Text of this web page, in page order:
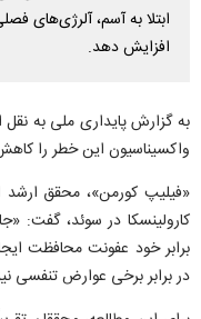
ابتلا به آسم، آلرژی‌های
افزایش دهد.
به گزارش پایداری ملی به
واکسیناسیون این خطر را
«فیلیپ کورمن»، محقق
کارولینسکا در سوئد، گفت:
برابر خود عفونت محافظت
در برابر برخی عوارض تنفسی